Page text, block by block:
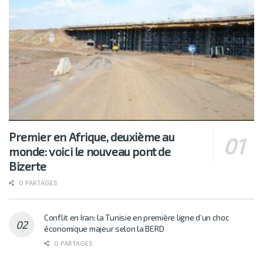
Premier en Afrique, deuxième au
monde: voici le nouveau pont de
Bizerte
0 PARTAGES
Conflit en Iran: la Tunisie en première ligne d’un choc
économique majeur selon la BERD
0 PARTAGES